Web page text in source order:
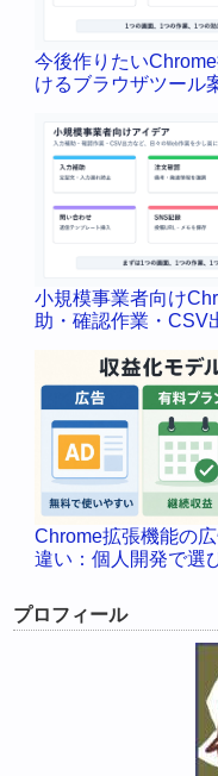
今後作りたい
けるブラウザツール
小規模事業者向け
助・確認作業・CSV
Chrome拡張機能の
違い：個人開発で選
プロフィール